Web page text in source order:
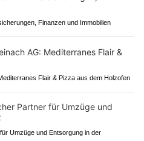
Finanzen und Immobilien
Flair & Pizza aus dem Holzofen
Umzüge und Entsorgung in der